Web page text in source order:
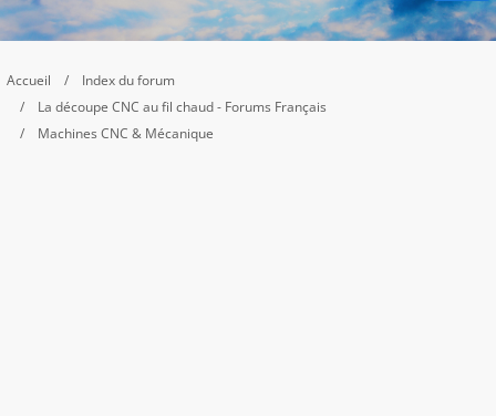
Accueil
Index du forum
La découpe CNC au fil chaud - Forums Français
Machines CNC & Mécanique